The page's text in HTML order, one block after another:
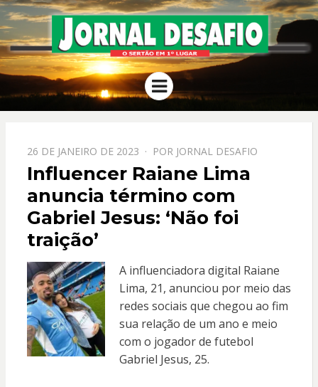
JORNAL
DESAFIO
O Sertão em 1º Lugar
Menu
PPOSTADO
EM
26 DE JANEIRO DE 2023 POR JORNAL DESAFIO
Influencer Raiane Lima
anuncia término com
Gabriel Jesus: ‘Não foi
traição’
A influenciadora digital Raiane
Lima, 21, anunciou por meio das
redes sociais que chegou ao fim
sua relação de um ano e meio
com o jogador de futebol
Gabriel Jesus, 25.